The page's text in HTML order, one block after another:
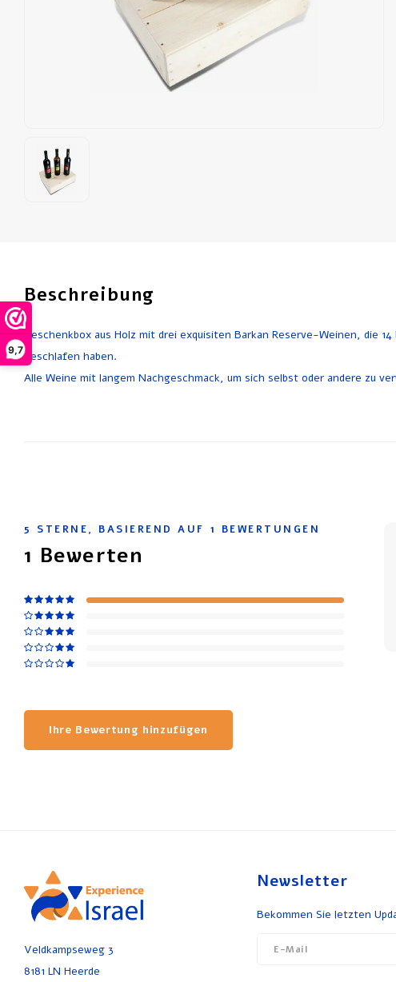
9,7
Beschreibung
Geschenkbox aus Holz mit drei exquisiten Barkan Reserve-Weinen, die
geschlafen haben.
Alle Weine mit langem Nachgeschmack, um sich selbst oder andere zu
5 STERNE, BASIEREND AUF 1 BEWERTUNGEN
1 Bewerten
Ihre Bewertung hinzufügen
Veldkampseweg 3
8181 LN Heerde
Newsletter
Bekommen Sie letzten